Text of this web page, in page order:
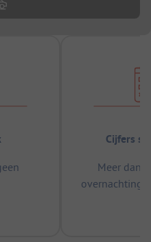
Cijfers
Meer dan